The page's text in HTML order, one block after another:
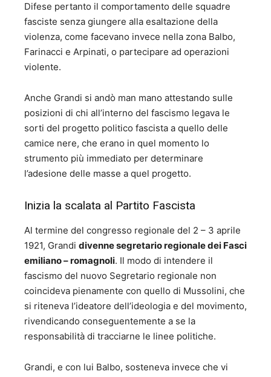
Difese pertanto il comportamento delle squadre
fasciste senza giungere alla esaltazione della
violenza, come facevano invece nella zona Balbo,
Farinacci e Arpinati, o partecipare ad operazioni
violente.
Anche Grandi si andò man mano attestando sulle
posizioni di chi all’interno del fascismo legava le
sorti del progetto politico fascista a quello delle
camice nere, che erano in quel momento lo
strumento più immediato per determinare
l’adesione delle masse a quel progetto.
Inizia la scalata al Partito Fascista
Al termine del congresso regionale del 2 – 3 aprile
1921, Grandi divenne segretario regionale dei Fasci
emiliano – romagnoli. Il modo di intendere il
fascismo del nuovo Segretario regionale non
coincideva pienamente con quello di Mussolini, che
si riteneva l’ideatore dell’ideologia e del movimento,
rivendicando conseguentemente a se la
responsabilità di tracciarne le linee politiche.
Grandi, e con lui Balbo, sosteneva invece che vi